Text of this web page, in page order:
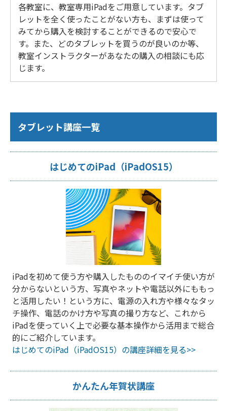
各教室に、教室専用iPadをご用意しています。タブ
レットを全く使ったことがない方も、まずは使って
みてから購入を検討することができるので安心で
す。また、どのタブレットを買うのが良いのか等、
教室インストラクターがあなたの購入の相談にも応
じます。
タブレット講座一覧
はじめてのiPad（iPadOS15）
iPadを初めて使う方や購入したもののイマイチ使い方が
分からないという方、写真やネットや電話以外にももっ
と活用したい！という方に、電源の入れ方や様々なタッ
チ操作、電話のかけ方や写真の撮り方など、これから
iPadを使っていく上で必要な基本操作から活用まで総合
的にご紹介しています。
はじめてのiPad（iPadOS15）の講座詳細を見る>>
かんたん年賀状講座